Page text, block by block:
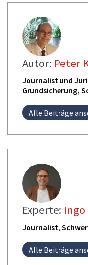
Autor: Peter
Journalist und
Grundsicherung,
Alle Beiträge
Experte: Ingo
Journalist,
Alle Beiträge